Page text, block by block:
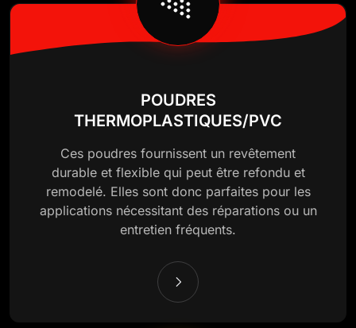
POUDRES
THERMOPLASTIQUES/PVC
Ces poudres fournissent un revêtement
durable et flexible qui peut être refondu et
remodelé. Elles sont donc parfaites pour les
applications nécessitant des réparations ou un
entretien fréquents.